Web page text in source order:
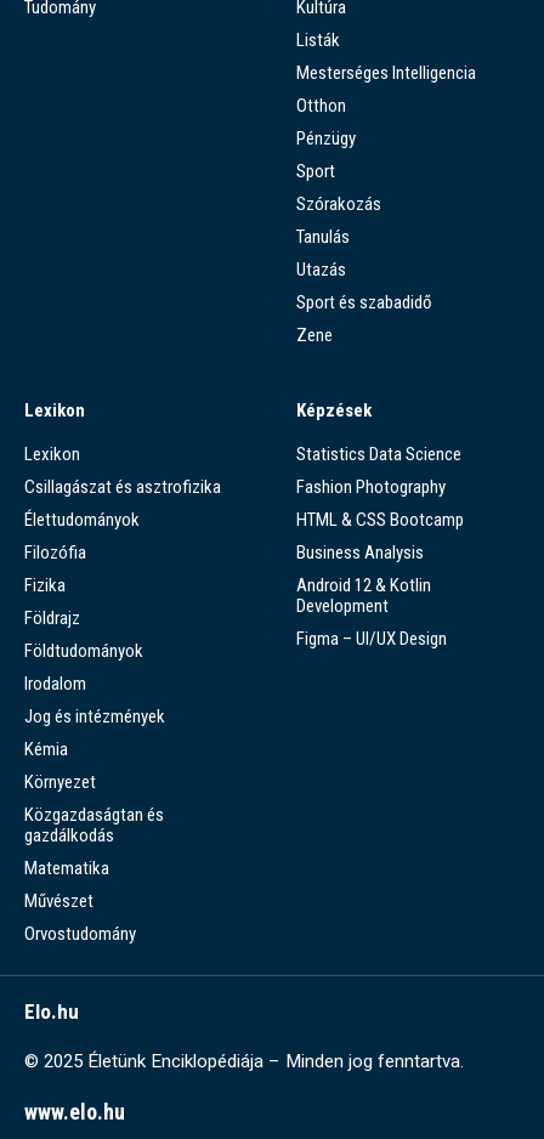
Tudomány
Kultúra
Listák
Mesterséges Intelligencia
Otthon
Pénzügy
Sport
Szórakozás
Tanulás
Utazás
Sport és szabadidő
Zene
Lexikon
Lexikon
Csillagászat és asztrofizika
Élettudományok
Filozófia
Fizika
Földrajz
Földtudományok
Irodalom
Jog és intézmények
Kémia
Környezet
Közgazdaságtan és
gazdálkodás
Matematika
Művészet
Orvostudomány
Képzések
Statistics Data Science
Fashion Photography
HTML & CSS Bootcamp
Business Analysis
Android 12 & Kotlin
Development
Figma – UI/UX Design
Elo.hu
© 2025 Életünk Enciklopédiája – Minden jog fenntartva.
www.elo.hu